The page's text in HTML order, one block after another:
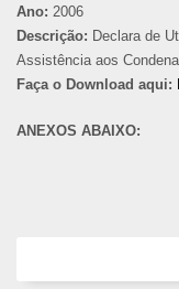
Ano: 2006
Descrição: Declara de
Assistência aos
Faça o Download aqui:
ANEXOS ABAIXO: